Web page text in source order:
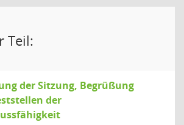
Teil:
der Sitzung, Begrüßung
der